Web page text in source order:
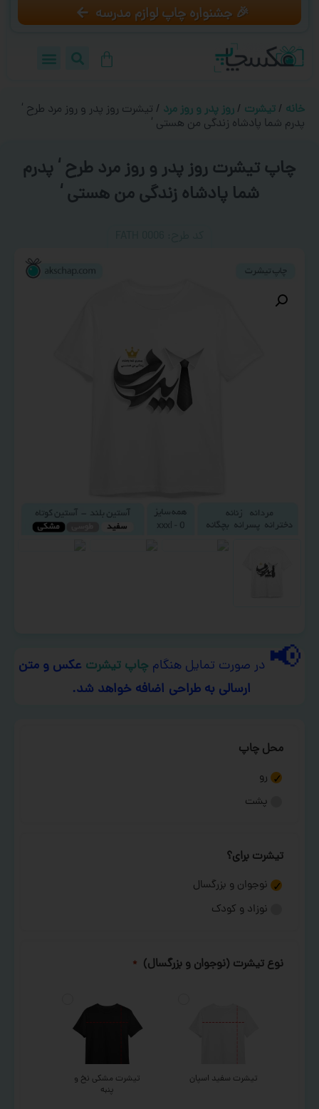
🎉 جشنواره چاپ لوازم مدرسه
خانه / تیشرت / روز پدر و روز مرد / تیشرت روز پدر و روز مرد طرح ‘
پدرم شما پادشاه زندگی من هستی ‘
چاپ تیشرت روز پدر و روز مرد طرح ‘ پدرم
شما پادشاه زندگی من هستی ‘
📢 در صورت تمایل هنگام چاپ تیشرت عکس و متن
ارسالی به طراحی اضافه خواهد شد.
محل چاپ
رو
پشت
تیشرت برای؟
نوجوان و بزرگسال
نوزاد و کودک
نوع تیشرت (نوجوان و بزرگسال) *
تیشرت سفید اسپان
تیشرت مشکی نخ و
پنبه